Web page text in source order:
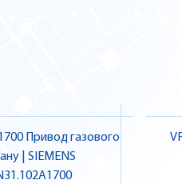
Привод газового
| SIEMENS